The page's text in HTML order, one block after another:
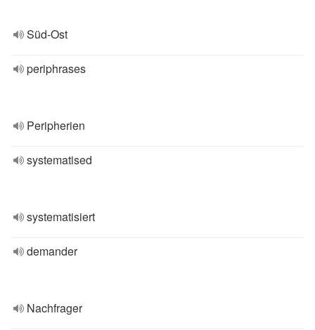
Süd-Ost
periphrases
Peripherien
systematised
systematisiert
demander
Nachfrager